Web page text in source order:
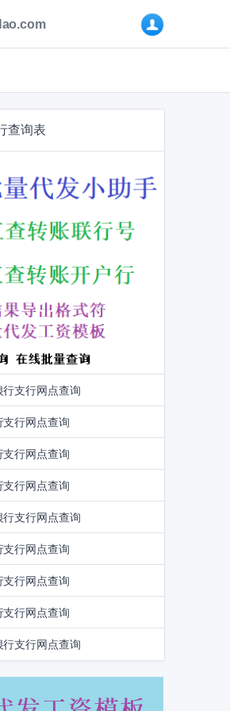
查询表
支行网点查询
行网点查询
行网点查询
行网点查询
行支行网点查询
行网点查询
行网点查询
行网点查询
支行网点查询